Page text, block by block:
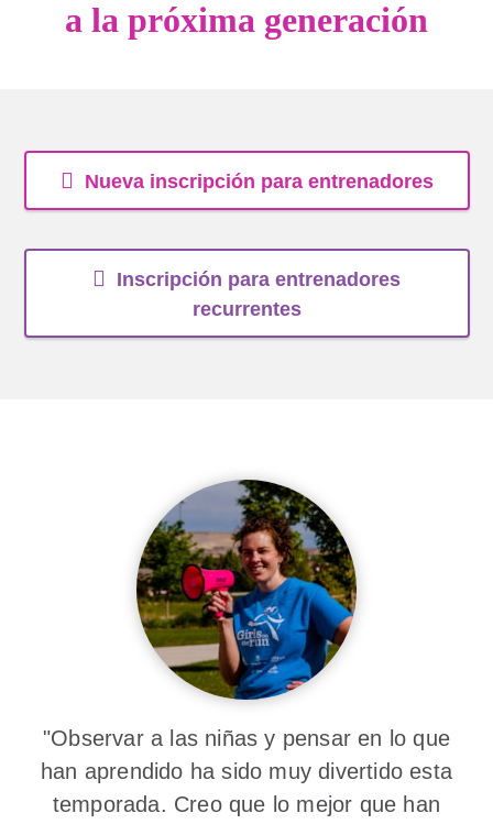
a la próxima generación
Nueva inscripción para entrenadores
Inscripción para entrenadores
recurrentes
"Observar a las niñas y pensar en lo que
han aprendido ha sido muy divertido esta
temporada. Creo que lo mejor que han